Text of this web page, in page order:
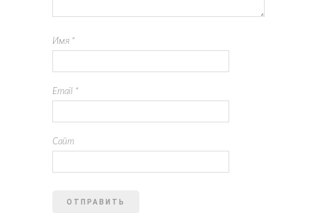
Имя *
Email *
Сайт